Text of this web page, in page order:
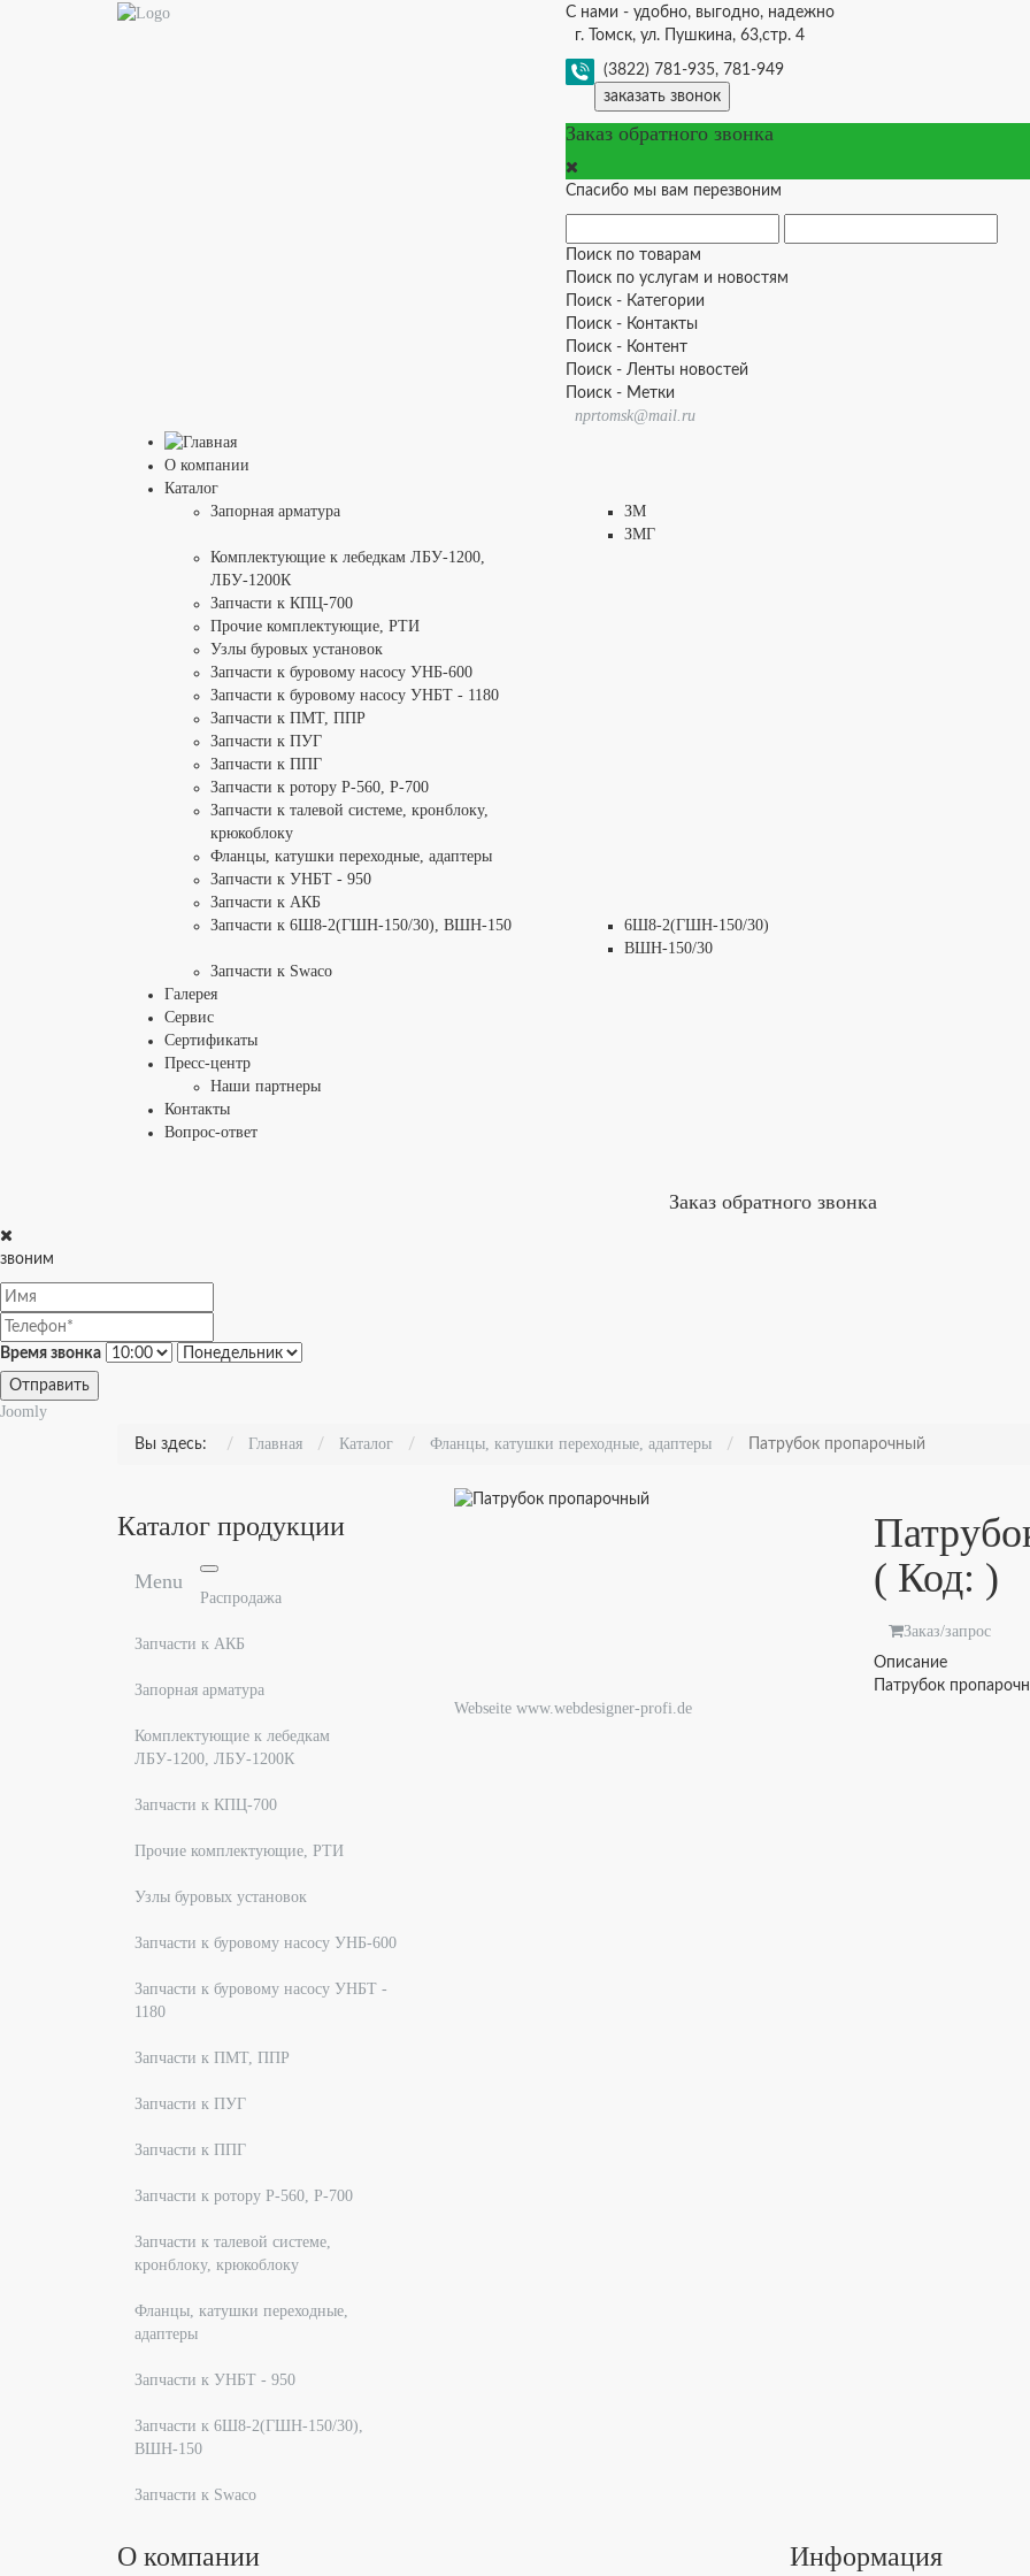
С нами - удобно, выгодно, надежно
г. Томск, ул. Пушкина, 63,стр. 4
(3822) 781-935, 781-949
заказать звонок
Заказ обратного звонка
Спасибо мы вам перезвоним
Поиск по товарам
Поиск по услугам и новостям
Поиск - Категории
Поиск - Контакты
Поиск - Контент
Поиск - Ленты новостей
Поиск - Метки
nprtomsk@mail.ru
О компании
Каталог
Запорная арматура
ЗМ
ЗМГ
Комплектующие к лебедкам ЛБУ-1200,
ЛБУ-1200К
Запчасти к КПЦ-700
Прочие комплектующие, РТИ
Узлы буровых установок
Запчасти к буровому насосу УНБ-600
Запчасти к буровому насосу УНБТ - 1180
Запчасти к ПМТ, ППР
Запчасти к ПУГ
Запчасти к ППГ
Запчасти к ротору Р-560, Р-700
Запчасти к талевой системе, кронблоку,
крюкоблоку
Фланцы, катушки переходные, адаптеры
Запчасти к УНБТ - 950
Запчасти к АКБ
Запчасти к 6Ш8-2(ГШН-150/30), ВШН-150
6Ш8-2(ГШН-150/30)
ВШН-150/30
Запчасти к Swaco
Галерея
Сервис
Сертификаты
Пресс-центр
Наши партнеры
Контакты
Вопрос-ответ
Заказ обратного звонка
звоним
Время звонка
Отправить
Joomly
Вы здесь: Главная Каталог Фланцы, катушки переходные, адаптеры Патрубок пропарочный
Каталог продукции
Menu
Распродажа
Запчасти к АКБ
Запорная арматура
Комплектующие к лебедкам
ЛБУ-1200, ЛБУ-1200К
Запчасти к КПЦ-700
Прочие комплектующие, РТИ
Узлы буровых установок
Запчасти к буровому насосу УНБ-600
Запчасти к буровому насосу УНБТ -
1180
Запчасти к ПМТ, ППР
Запчасти к ПУГ
Запчасти к ППГ
Запчасти к ротору Р-560, Р-700
Запчасти к талевой системе,
кронблоку, крюкоблоку
Фланцы, катушки переходные,
адаптеры
Запчасти к УНБТ - 950
Запчасти к 6Ш8-2(ГШН-150/30),
ВШН-150
Запчасти к Swaco
( Код: )
Заказ/запрос
Описание
Патрубок
Webseite www.webdesigner-profi.de
О компании Информация